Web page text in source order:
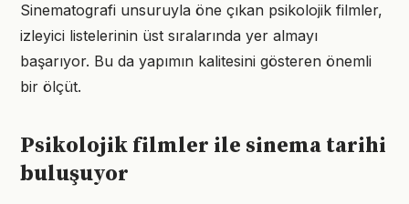
Sinematografi unsuruyla öne çıkan psikolojik filmler,
izleyici listelerinin üst sıralarında yer almayı
başarıyor. Bu da yapımın kalitesini gösteren önemli
bir ölçüt.
Psikolojik filmler ile sinema tarihi
buluşuyor